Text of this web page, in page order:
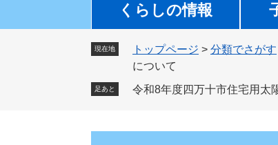
カ
タ
索
くらしの情報
現在地 トップページ > 分類でさがす
について
足あと 令和8年度四万十市住宅用太